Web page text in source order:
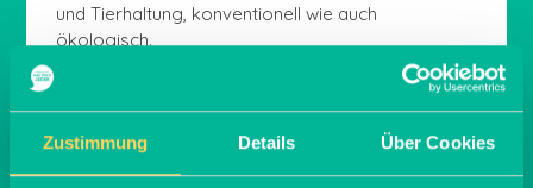
Zustimmung Details Über Cookies
und Tierhaltung, konventionell wie auch
ökologisch.
kommen? Mit Landwirten sprechen oder einen Hof
besuchen?